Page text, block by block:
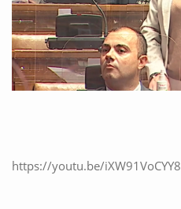
https://youtu.be/iXW91VoCYY8